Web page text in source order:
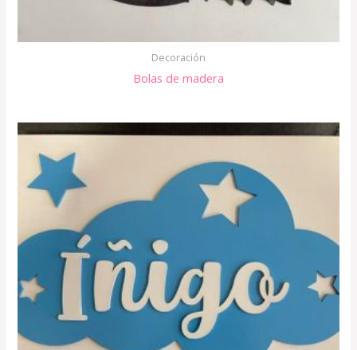
Decoración
Bolas de madera